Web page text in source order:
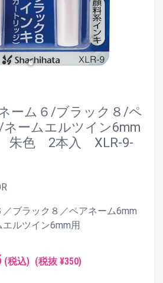
ーム６/ブラック８/ペ
ームエルツイン6mm
朱色 2本入 XLR-9-
／ブラック８／ペアネーム6mm
エルツイン6mm用
(税込) (税抜 ¥350)